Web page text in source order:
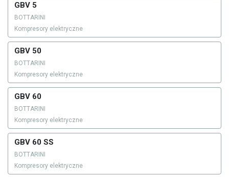
GBV 5
BOTTARINI
Kompresory elektryczne
GBV 50
BOTTARINI
Kompresory elektryczne
GBV 60
BOTTARINI
Kompresory elektryczne
GBV 60 SS
BOTTARINI
Kompresory elektryczne